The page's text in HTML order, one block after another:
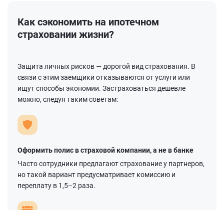
Как сэкономить на ипотечном
страховании жизни?
Защита личных рисков — дорогой вид страхования. В
связи с этим заемщики отказываются от услуги или
ищут способы экономии. Застраховаться дешевле
можно, следуя таким советам:
Оформить полис в страховой компании, а не в банке
Часто сотрудники предлагают страхование у партнеров,
но такой вариант предусматривает комиссию и
переплату в 1,5–2 раза.